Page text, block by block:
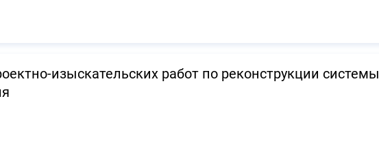
изыскательских работ по реконструкции системы